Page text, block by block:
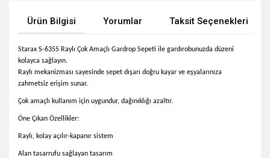
Ürün Bilgisi Yorumlar Taksit Seçenekleri
Starax S-6355 Raylı Çok Amaçlı Gardrop Sepeti ile gardırobunuzda düzeni
kolayca sağlayın.
Raylı mekanizması sayesinde sepet dışarı doğru kayar ve eşyalarınıza
zahmetsiz erişim sunar.
Çok amaçlı kullanım için uygundur, dağınıklığı azaltır.
Öne Çıkan Özellikler:
Raylı, kolay açılır-kapanır sistem
Alan tasarrufu sağlayan tasarım